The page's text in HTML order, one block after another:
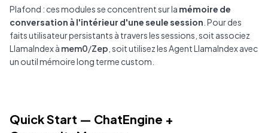
Plafond : ces modules se concentrent sur la mémoire de
conversation à l'intérieur d'une seule session . Pour des
faits utilisateur persistants à travers les sessions, soit associez
LlamaIndex à mem0/Zep , soit utilisez les Agent LlamaIndex avec
un outil mémoire long terme custom.
Quick Start — ChatEngine +